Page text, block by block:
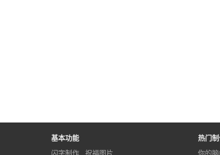
基本功能
闪字制作
祝福图片
热门
你的